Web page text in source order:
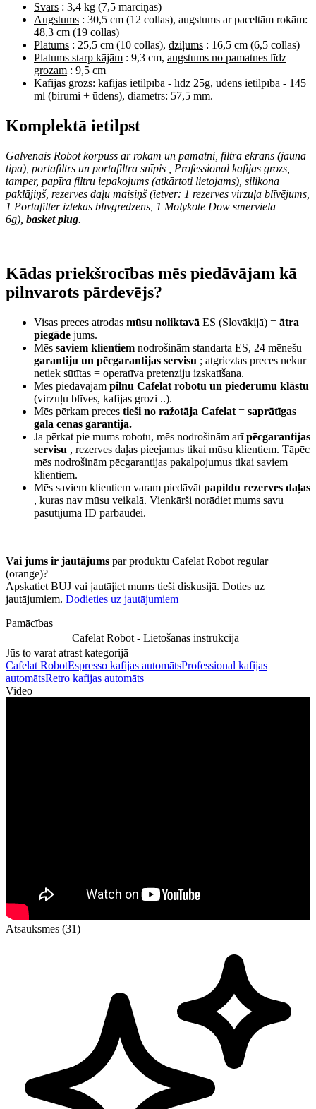
Svars : 3,4 kg (7,5 mārciņas)
Augstums : 30,5 cm (12 collas), augstums ar paceltām rokām:
48,3 cm (19 collas)
Platums : 25,5 cm (10 collas), dziļums : 16,5 cm (6,5 collas)
Platums starp kājām : 9,3 cm, augstums no pamatnes līdz
grozam : 9,5 cm
Kafijas grozs: kafijas ietilpība - līdz 25g, ūdens ietilpība - 145
ml (birumi + ūdens), diametrs: 57,5 mm.
Komplektā ietilpst
Galvenais Robot korpuss ar rokām un pamatni, filtra ekrāns (jauna
tipa), portafiltrs un portafiltra snīpis
, Professional kafijas grozs,
tamper, papīra filtru iepakojums (atkārtoti lietojams), silikona
paklājiņš, rezerves daļu maisiņš (ietver: 1 rezerves virzuļa blīvējums,
1 Portafilter iztekas blīvgredzens, 1 Molykote Dow smērviela
6g), basket plug.
Kādas priekšrocības mēs piedāvājam kā
pilnvarots pārdevējs?
Visas preces atrodas mūsu noliktavā ES (Slovākijā) = ātra
piegāde jums.
Mēs saviem klientiem nodrošinām standarta ES, 24 mēnešu
garantiju un pēcgarantijas servisu ; atgrieztas preces nekur
netiek sūtītas = operatīva pretenziju izskatīšana.
Mēs piedāvājam pilnu Cafelat robotu un piederumu klāstu
(virzuļu blīves, kafijas grozi ..).
Mēs pērkam preces tieši no ražotāja Cafelat = saprātīgas
gala cenas garantija.
Ja pērkat pie mums robotu, mēs nodrošinām arīpēcgarantijas
servisu , rezerves daļas pieejamas tikai mūsu klientiem. Tāpēc
mēs nodrošinām pēcgarantijas pakalpojumus tikai saviem
klientiem.
Mēs saviem klientiem varam piedāvāt papildu rezerves daļas
, kuras nav mūsu veikalā. Vienkārši norādiet mums savu
pasūtījuma ID pārbaudei.
Vai jums ir jautājums par produktu Cafelat Robot regular
(orange)?
Apskatiet BUJ vai jautājiet mums tieši diskusijā. Doties uz
jautājumiem. Dodieties uz jautājumiem
Pamācības
Cafelat Robot - Lietošanas instrukcija
Jūs to varat atrast kategorijā
Cafelat RobotEspresso kafijas automātsProfessional kafijas
automātsRetro kafijas automāts
Video
Atsauksmes (31)